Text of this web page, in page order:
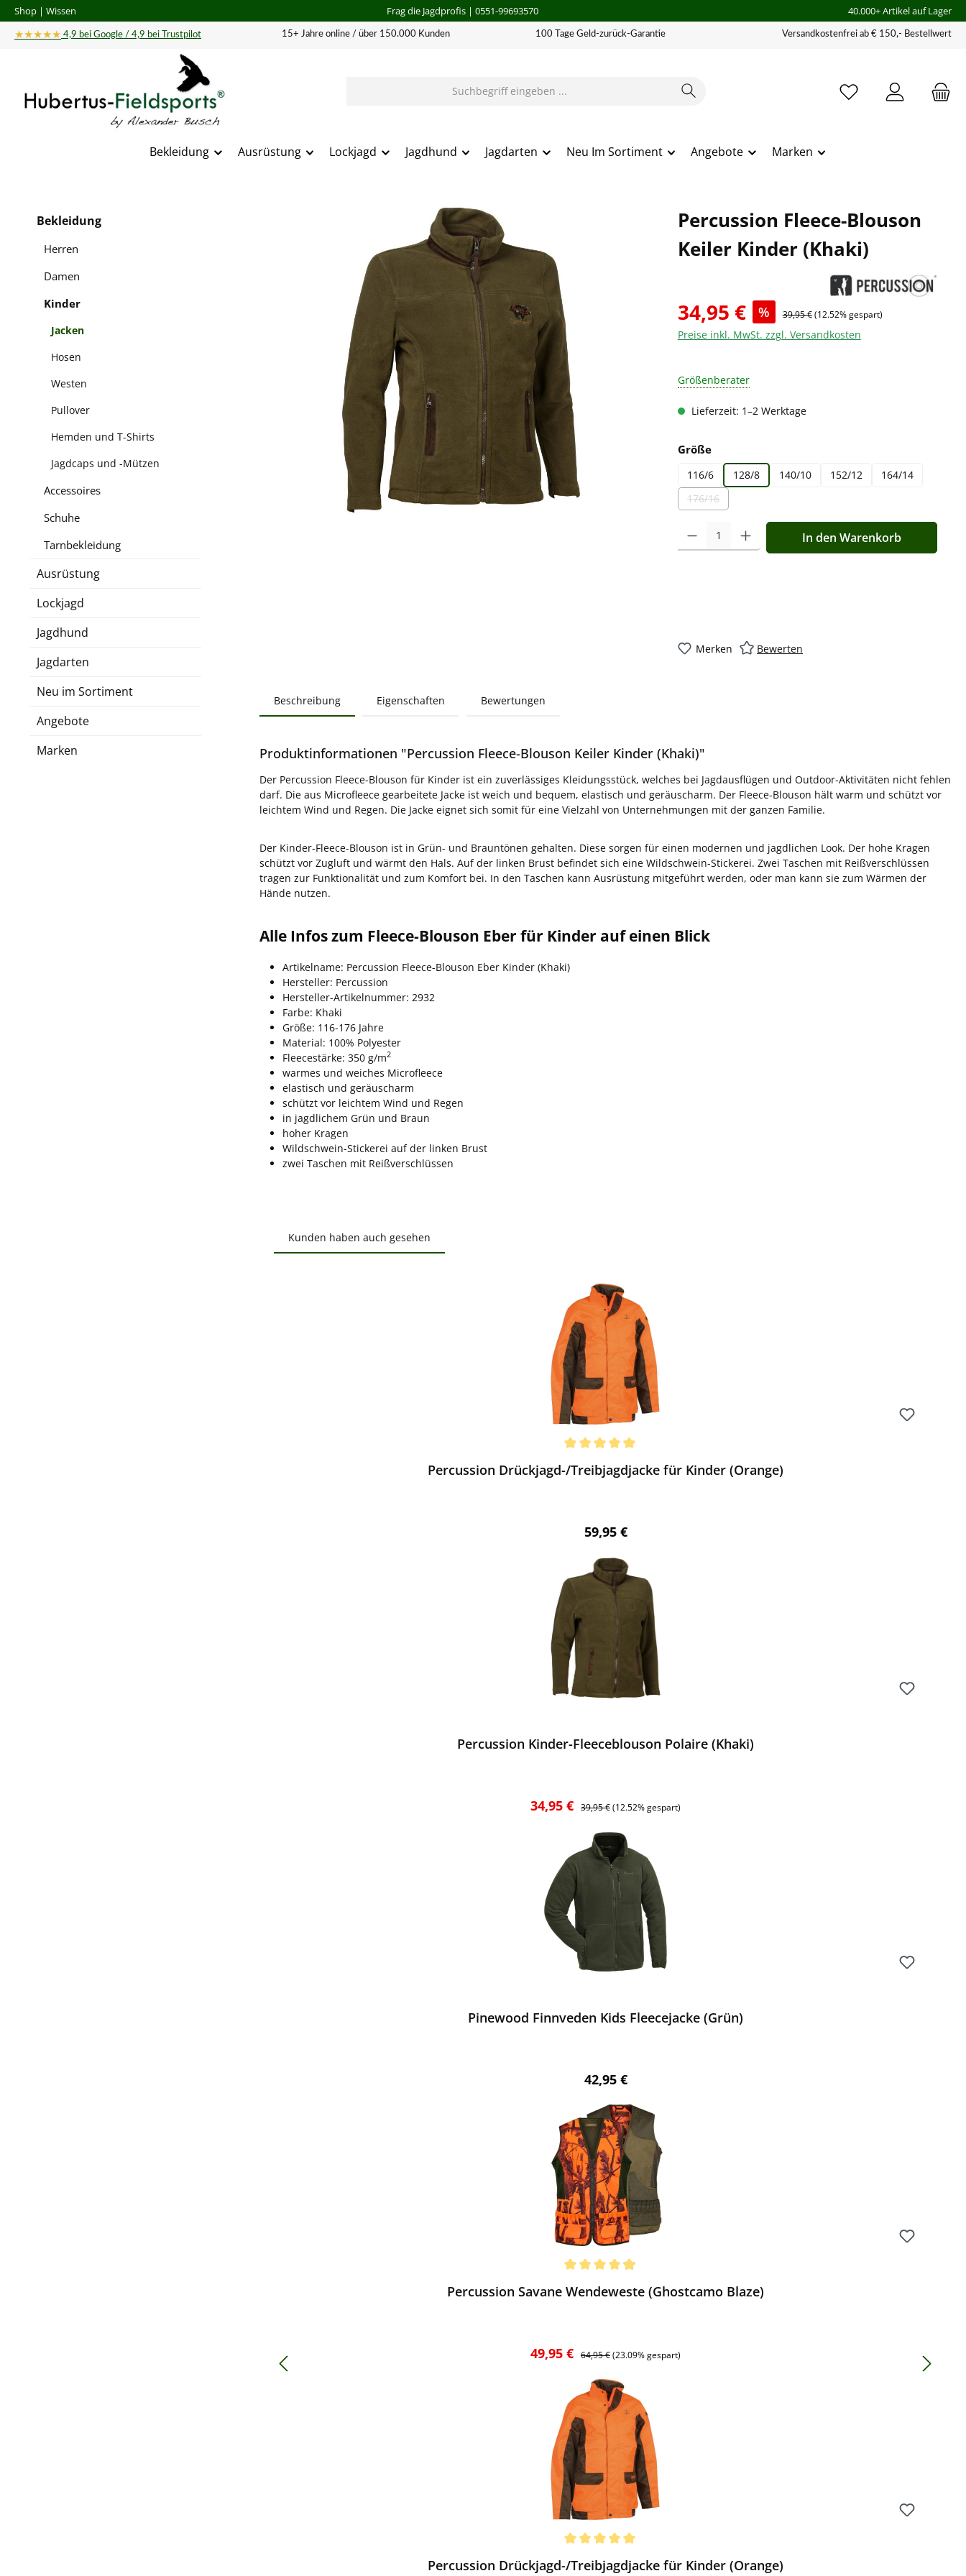
Hauptinhalt springen
Zur Suche springen
Zur Hauptnavigation springen
Shop | Wissen Frag die Jagdprofis| 0551-99693570 40.000+ Artikel auf Lager
★★★★★ 4,9 bei Google / 4,9 bei Trustpilot 15+ Jahre online / über 150.000 Kunden 100 Tage Geld-zurück-Garantie Versandkostenfrei ab € 150,- Bestellwert
Bekleidung Ausrüstung Lockjagd Jagdhund Jagdarten Neu Im Sortiment Angebote Marken
Bekleidung
Herren
Damen
Kinder
Jacken
Hosen
Westen
Pullover
Hemden und T-Shirts
Jagdcaps und -Mützen
Accessoires
Schuhe
Tarnbekleidung
Ausrüstung
Lockjagd
Jagdhund
Jagdarten
Neu im Sortiment
Angebote
Marken
Percussion Fleece-Blouson
Keiler Kinder (Khaki)
34,95 € % 39,95 €(12.52% gespart)
Preise inkl. MwSt. zzgl. Versandkosten
Größenberater
Lieferzeit: 1–2 Werktage
Größeauswählen
116/6 128/8 140/10 152/12
164/14
176/16
(Diese Option ist zurzeit nicht verfügbar.)
Produkt Anzahl: Gib den gewünschten Wert ein oder
In den Warenkorb
Merken Bewerten
Beschreibung Eigenschaften Bewertungen
Produktinformationen "Percussion Fleece-Blouson Keiler Kinder (Khaki)"
Der Percussion Fleece-Blouson für Kinder ist ein zuverlässiges Kleidungsstück, welches bei Jagdausflügen und Outdoor-Aktivitäten nicht fehlen
darf. Die aus Microfleece gearbeitete Jacke ist weich und bequem, elastisch und geräuscharm. Der Fleece-Blouson hält warm und schützt vor
leichtem Wind und Regen. Die Jacke eignet sich somit für eine Vielzahl von Unternehmungen mit der ganzen Familie.
Der Kinder-Fleece-Blouson ist in Grün- und Brauntönen gehalten. Diese sorgen für einen modernen und jagdlichen Look. Der hohe Kragen
schützt vor Zugluft und wärmt den Hals. Auf der linken Brust befindet sich eine Wildschwein-Stickerei. Zwei Taschen mit Reißverschlüssen
tragen zur Funktionalität und zum Komfort bei. In den Taschen kann Ausrüstung mitgeführt werden, oder man kann sie zum Wärmen der
Hände nutzen.
Alle Infos zum Fleece-Blouson Eber für Kinder auf einen Blick
Artikelname: Percussion Fleece-Blouson Eber Kinder (Khaki)
Hersteller: Percussion
Hersteller-Artikelnummer: 2932
Farbe: Khaki
Größe: 116-176 Jahre
Material: 100% Polyester
Fleecestärke: 350 g/m2
warmes und weiches Microfleece
elastisch und geräuscharm
schützt vor leichtem Wind und Regen
in jagdlichem Grün und Braun
hoher Kragen
Wildschwein-Stickerei auf der linken Brust
zwei Taschen mit Reißverschlüssen
Kunden haben auch gesehen
Percussion Drückjagd-/Treibjagdjacke für Kinder (Orange)
Regulärer Preis:
59,95 €
Percussion Kinder-Fleeceblouson Polaire (Khaki)
Verkaufspreis:
34,95 € Regulärer Preis:
39,95 €(12.52% gespart)
Pinewood Finnveden Kids Fleecejacke (Grün)
Regulärer Preis:
42,95 €
Percussion Savane Wendeweste (Ghostcamo Blaze)
Verkaufspreis:
49,95 € Regulärer Preis:
64,95 €(23.09% gespart)
Percussion Drückjagd-/Treibjagdjacke für Kinder (Orange)